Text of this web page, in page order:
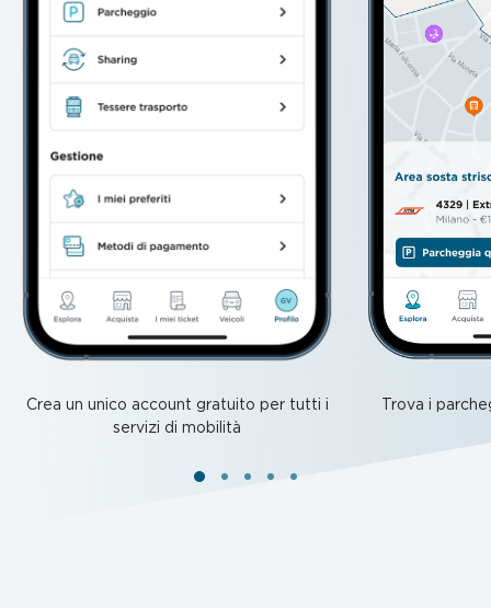
Crea un unico account gratuito per tutti i
servizi di mobilità
Trova i